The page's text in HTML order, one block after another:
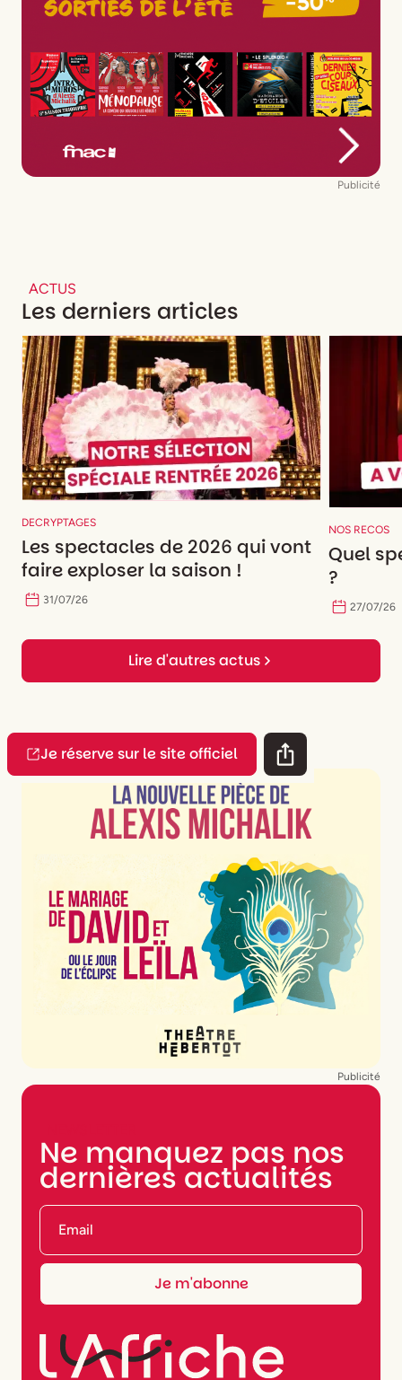
Publicité
ACTUS
Les derniers articles
DECRYPTAGES
Les spectacles de 2026 qui vont
faire exploser la saison !
31/07/26
NOS RECOS
Quel
?
27/07/26
Lire d'autres actus
Je réserve sur le site officiel
Publicité
Ne manquez pas nos
dernières actualités